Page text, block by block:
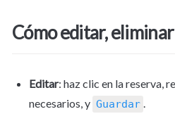
Cómo editar,
Editar: haz clic en la reserva,
necesarios, y Guardar .